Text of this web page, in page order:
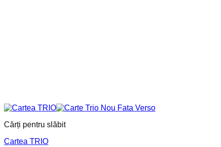
Cărți pentru slăbit
Cartea TRIO